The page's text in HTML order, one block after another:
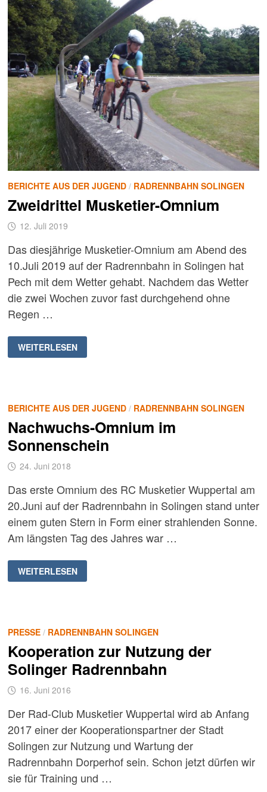
BERICHTE AUS DER JUGEND/ RADRENNBAHN SOLINGEN
Zweidrittel Musketier-Omnium
12. Juli 2019
Das diesjährige Musketier-Omnium am Abend des
10.Juli 2019 auf der Radrennbahn in Solingen hat
Pech mit dem Wetter gehabt. Nachdem das Wetter
die zwei Wochen zuvor fast durchgehend ohne
Regen …
ZWEIDRITTEL
MUSKETIER-
OMNIUM
WEITERLESEN
BERICHTE AUS DER JUGEND/ RADRENNBAHN SOLINGEN
Nachwuchs-Omnium im
Sonnenschein
24. Juni 2018
Das erste Omnium des RC Musketier Wuppertal am
20.Juni auf der Radrennbahn in Solingen stand unter
einem guten Stern in Form einer strahlenden Sonne.
Am längsten Tag des Jahres war …
NACHWUCHS-
OMNIUM
IM
WEITERLESEN
PRESSE/ RADRENNBAHN SOLINGEN
Kooperation zur Nutzung der
Solinger Radrennbahn
16. Juni 2016
Der Rad-Club Musketier Wuppertal wird ab Anfang
2017 einer der Kooperationspartner der Stadt
Solingen zur Nutzung und Wartung der
Radrennbahn Dorperhof sein. Schon jetzt dürfen wir
sie für Training und …